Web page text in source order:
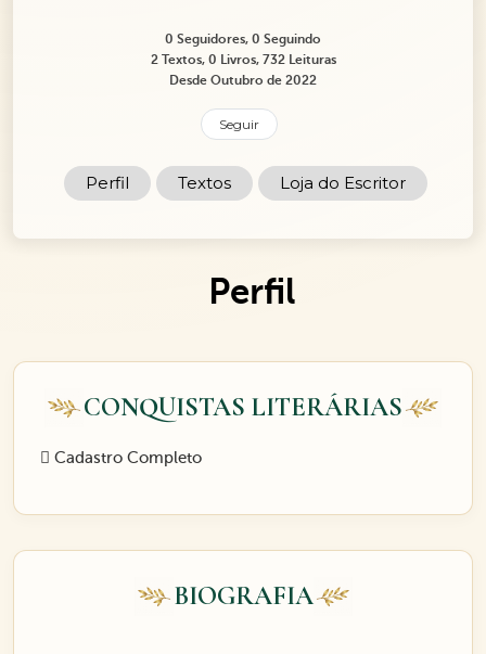
0 Seguidores, 0 Seguindo
2 Textos, 0 Livros, 732 Leituras
Desde Outubro de 2022
Seguir
Perfil Textos Loja do Escritor
Perfil
CONQUISTAS LITERÁRIAS
Cadastro Completo
BIOGRAFIA